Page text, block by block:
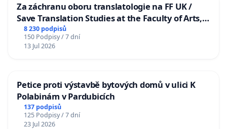
Za záchranu oboru translatologie na FF UK /
Save Translation Studies at the Faculty of Arts,
Charles University
8 230 podpisů
150 Podpisy / 7 dní
13 Jul 2026
Petice proti výstavbě bytových domů v ulici K
Polabinám v Pardubicích
137 podpisů
125 Podpisy / 7 dní
23 Jul 2026